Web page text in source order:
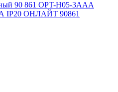
90 861 OPT-H05-3AAA
IP20 ОНЛАЙТ 90861